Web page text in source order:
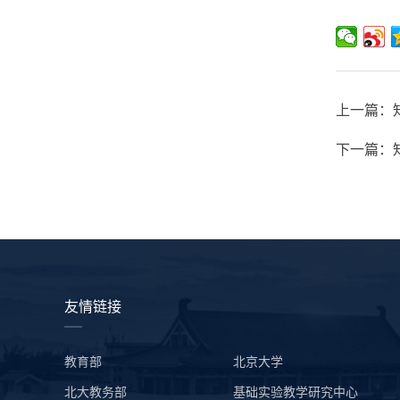
上一篇：
下一篇：
友情链接
教育部
北京大学
北大教务部
基础实验教学研究中心